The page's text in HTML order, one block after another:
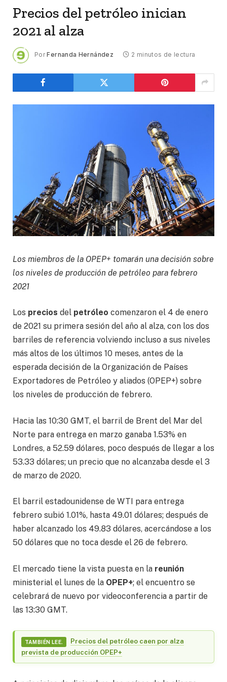
Precios del petróleo inician
2021 al alza
Por Fernanda Hernández 2 minutos de lectura
Los miembros de la OPEP+ tomarán una decisión sobre
los niveles de producción de petróleo para febrero
2021
Los precios del petróleo comenzaron el 4 de enero
de 2021 su primera sesión del año al alza, con los dos
barriles de referencia volviendo incluso a sus niveles
más altos de los últimos 10 meses, antes de la
esperada decisión de la Organización de Países
Exportadores de Petróleo y aliados (OPEP+) sobre
los niveles de producción de febrero.
Hacia las 10:30 GMT, el barril de Brent del Mar del
Norte para entrega en marzo ganaba 1.53% en
Londres, a 52.59 dólares, poco después de llegar a los
53.33 dólares; un precio que no alcanzaba desde el 3
de marzo de 2020.
El barril estadounidense de WTI para entrega
febrero subió 1.01%, hasta 49.01 dólares; después de
haber alcanzado los 49.83 dólares, acercándose a los
50 dólares que no toca desde el 26 de febrero.
El mercado tiene la vista puesta en la reunión
ministerial el lunes de la OPEP+; el encuentro se
celebrará de nuevo por videoconferencia a partir de
las 13:30 GMT.
TAMBIÉN LEE.
Precios del petróleo caen por alza
prevista de producción OPEP+